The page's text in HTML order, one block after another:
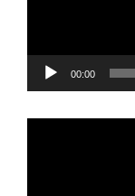
00:00